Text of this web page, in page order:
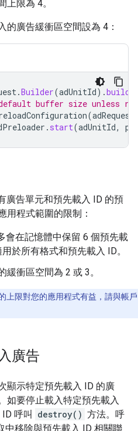
上限為 4。
的廣告緩衝區空間設為 4：
.Builder(adUnitId).build
buffer size unless
(adRequest
. start(adUnitId,
廣告單元和預先載入 ID 的預
用程式範圍的限制：
會在記憶體中保留 6 個預先載
於所有格式和預先載入 ID。
緩衝區空間為 2 或 3。
上限對您的應用程式有益，請與帳戶
廣告
顯示特定預先載入 ID 的廣
如要停止載入特定預先載入
呼叫
destroy() 方法。呼
中移除與預先載入 ID 相關聯